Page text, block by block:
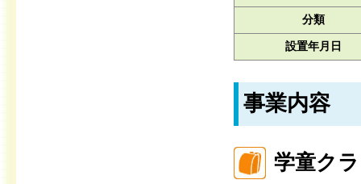
分類
設置年月日
事業内容
学童ク